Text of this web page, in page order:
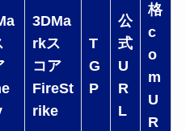
3DMa
rkス
コア
FireSt
rike
T
G
P
公
式
U
R
L
格
c
o
m
U
R